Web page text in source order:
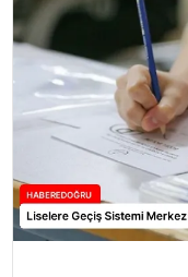
EĞİTİM
MAGAZİN
SAĞLIK
YAŞAM